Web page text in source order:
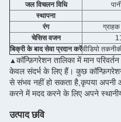
जल विचलन विधि
स्थापना
रंग
चेसिस वजन
बिक्री के बाद सेवा प्रदान करेंवीडियो
▲कॉन्फ़िगरेशन तालिका में मान
केवल संदर्भ के लिए हैं। कुछ
से संभव नहीं हो सकता है,कृपया अपनी
करने में मदद करने के लिए अपने स्थानीय
उत्पाद छवि